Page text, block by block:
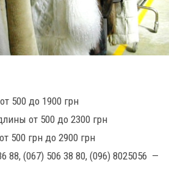
500 до 1900 грн
от 500 до 2300 грн
500 грн до 2900 грн
88, (067) 506 38 80, (096) 8025056 —